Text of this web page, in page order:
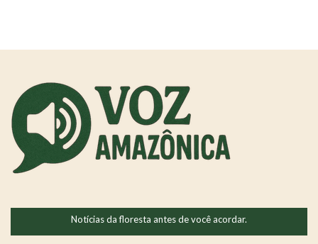
Notícias da floresta antes de você acordar.